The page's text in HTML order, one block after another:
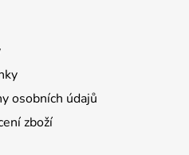
osobních údajů
zboží